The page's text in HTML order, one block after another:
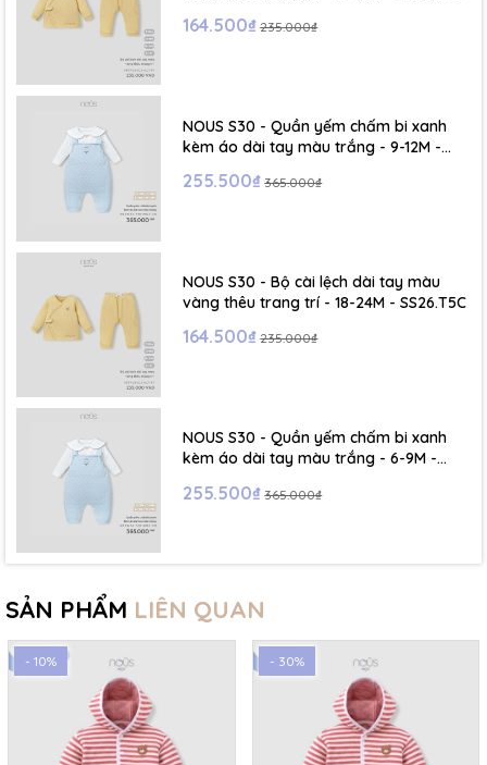
- Size XL :2- 6 tuổi 164.500₫ 235.000₫
NOUS S30 - Quần yếm chấm bi xanh
kèm áo dài tay màu trắng - 9-12M -
255.500₫ 365.000₫
NOUS S30 - Bộ cài lệch dài tay màu
vàng thêu trang trí - 18-24M - SS26.T5C
164.500₫ 235.000₫
NOUS S30 - Quần yếm chấm bi xanh
kèm áo dài tay màu trắng - 6-9M -
255.500₫ 365.000₫
SẢN PHẨM LIÊN QUAN
- 10% - 30%